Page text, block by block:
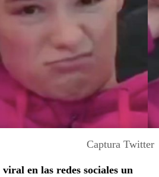
Captura Twitter
viral en las redes sociales un